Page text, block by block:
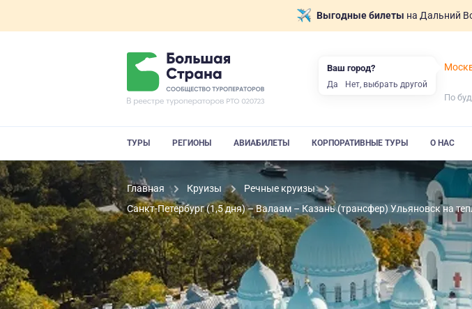
Выгодные билеты на Дальний
По
ТУРЫ РЕГИОНЫ АВИАБИЛЕТЫ КОРПОРАТИВНЫЕ ТУРЫ О НАС
Главная Круизы
Речные круизы
Санкт-Петербург (1,5 дня) – Валаам – Казань (трансфер) Ульяновск на
Ваш город?
Да Нет, выбрать другой